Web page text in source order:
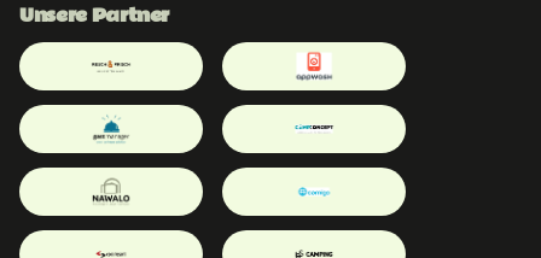
Unsere Partner